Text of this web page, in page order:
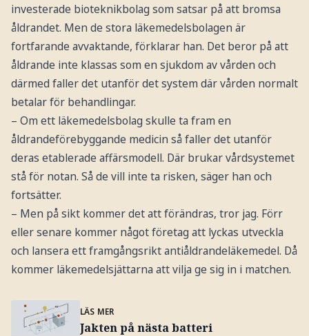
investerade bioteknikbolag som satsar på att bromsa
åldrandet. Men de stora läkemedelsbolagen är
fortfarande avvaktande, förklarar han. Det beror på att
åldrande inte klassas som en sjukdom av vården och
därmed faller det utanför det system där vården normalt
betalar för behandlingar.
– Om ett läkemedelsbolag skulle ta fram en
åldrandeförebyggande medicin så faller det utanför
deras etablerade affärsmodell. Där brukar vårdsystemet
stå för notan. Så de vill inte ta risken, säger han och
fortsätter.
– Men på sikt kommer det att förändras, tror jag. Förr
eller senare kommer något företag att lyckas utveckla
och lansera ett framgångsrikt antiåldrandeläkemedel. Då
kommer läkemedelsjättarna att vilja ge sig in i matchen.
LÄS MER
Jakten på nästa batteri